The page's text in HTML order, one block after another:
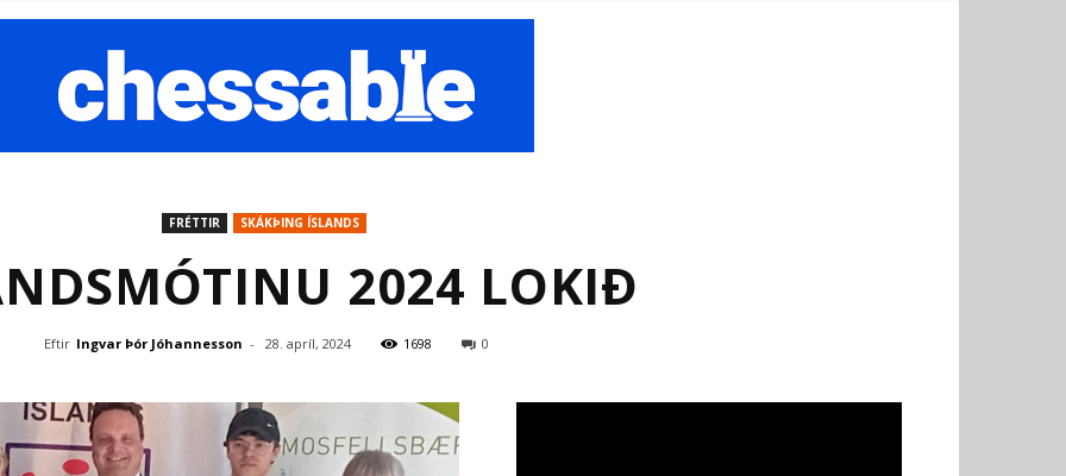
FRÉTTIR SKÁKÞING ÍSLANDS
2024 LOKIÐ
Eftir Ingvar Þór Jóhannesson - 28. apríl, 2024 1698 0